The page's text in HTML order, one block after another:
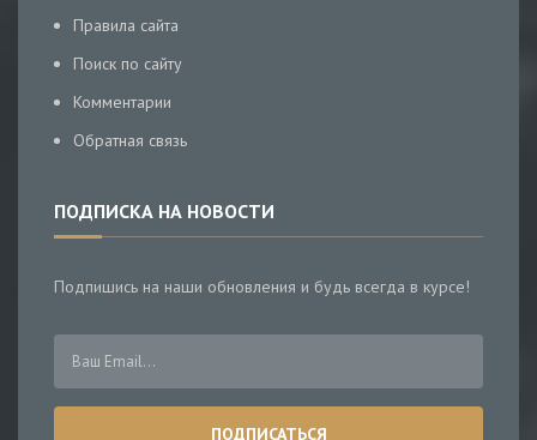
Правила сайта
Поиск по сайту
Комментарии
Обратная связь
ПОДПИСКА НА НОВОСТИ
Подпишись на наши обновления и будь всегда в курсе!